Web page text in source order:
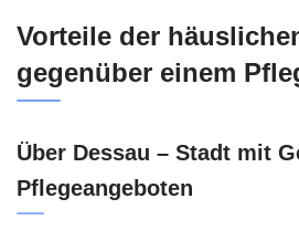
Vorteile der
gegenüber einem
Über Dessau – Stadt mit
Pflegeangeboten